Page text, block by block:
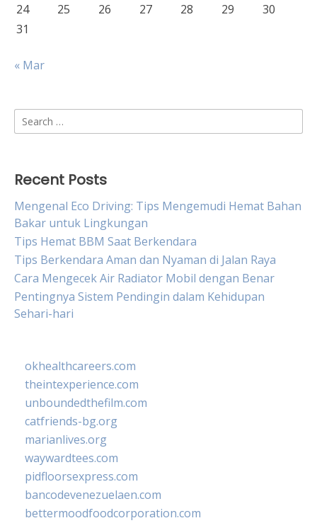
24 25 26 27 28 29
30
31
« Mar
Search
for:
Recent Posts
Mengenal Eco Driving: Tips Mengemudi Hemat Bahan
Bakar untuk Lingkungan
Tips Hemat BBM Saat Berkendara
Tips Berkendara Aman dan Nyaman di Jalan Raya
Cara Mengecek Air Radiator Mobil dengan Benar
Pentingnya Sistem Pendingin dalam Kehidupan
Sehari-hari
okhealthcareers.com
theintexperience.com
unboundedthefilm.com
catfriends-bg.org
marianlives.org
waywardtees.com
pidfloorsexpress.com
bancodevenezuelaen.com
bettermoodfoodcorporation.com